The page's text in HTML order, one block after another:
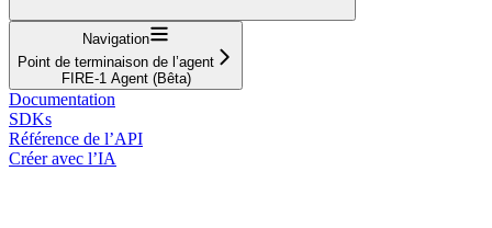
Navigation
Point de terminaison de l’agent
FIRE-1 Agent (Bêta)
Documentation
SDKs
Référence de l’API
Créer avec l’IA